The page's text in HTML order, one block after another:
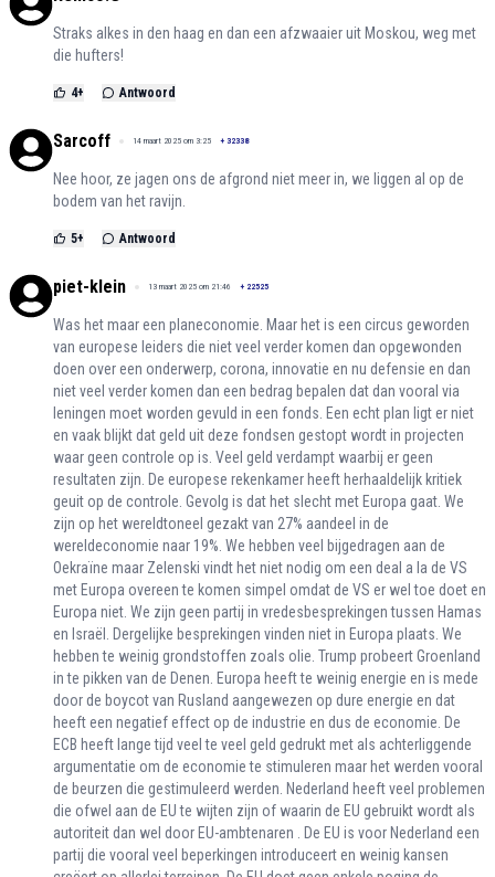
Straks alkes in den haag en dan een afzwaaier uit Moskou, weg met
die hufters!
4+ Antwoord
Sarcoff 14 maart 2025 om 3:25 + 32338
Nee hoor, ze jagen ons de afgrond niet meer in, we liggen al op de
bodem van het ravijn.
5+ Antwoord
piet-klein 13 maart 2025 om 21:46 + 22525
Was het maar een planeconomie. Maar het is een circus geworden
van europese leiders die niet veel verder komen dan opgewonden
doen over een onderwerp, corona, innovatie en nu defensie en dan
niet veel verder komen dan een bedrag bepalen dat dan vooral via
leningen moet worden gevuld in een fonds. Een echt plan ligt er niet
en vaak blijkt dat geld uit deze fondsen gestopt wordt in projecten
waar geen controle op is. Veel geld verdampt waarbij er geen
resultaten zijn. De europese rekenkamer heeft herhaaldelijk kritiek
geuit op de controle. Gevolg is dat het slecht met Europa gaat. We
zijn op het wereldtoneel gezakt van 27% aandeel in de
wereldeconomie naar 19%. We hebben veel bijgedragen aan de
Oekraïne maar Zelenski vindt het niet nodig om een deal a la de VS
met Europa overeen te komen simpel omdat de VS er wel toe doet en
Europa niet. We zijn geen partij in vredesbesprekingen tussen Hamas
en Israël. Dergelijke besprekingen vinden niet in Europa plaats. We
hebben te weinig grondstoffen zoals olie. Trump probeert Groenland
in te pikken van de Denen. Europa heeft te weinig energie en is mede
door de boycot van Rusland aangewezen op dure energie en dat
heeft een negatief effect op de industrie en dus de economie. De
ECB heeft lange tijd veel te veel geld gedrukt met als achterliggende
argumentatie om de economie te stimuleren maar het werden vooral
de beurzen die gestimuleerd werden. Nederland heeft veel problemen
die ofwel aan de EU te wijten zijn of waarin de EU gebruikt wordt als
autoriteit dan wel door EU-ambtenaren . De EU is voor Nederland een
partij die vooral veel beperkingen introduceert en weinig kansen